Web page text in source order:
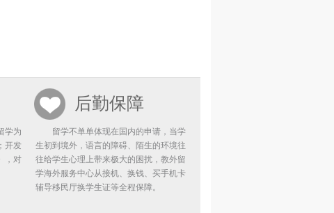
学为
开发
，对
后勤保障
留学不单单体现在国内的申请，当学
生初到境外，语言的障碍、陌生的环境往
往给学生心理上带来极大的困扰，教外留
学海外服务中心从接机、换钱、买手机卡
辅导移民厅换学生证等全程保障。